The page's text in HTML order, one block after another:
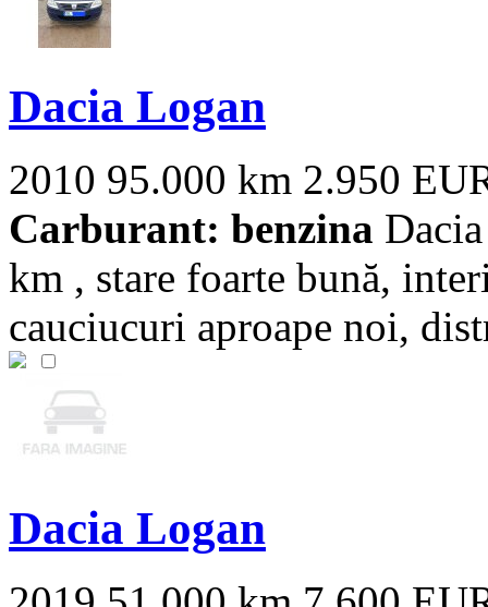
Dacia Logan
2010 95.000 km 2.950
Carburant: benzina
km , stare foarte bună,
cauciucuri aproape noi,
Dacia Logan